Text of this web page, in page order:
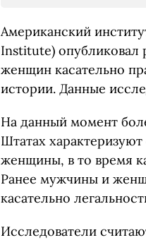
Американский
Institute) опубликовал
женщин касательно
истории. Данные
На данный момент
Штатах
женщины, в то время
Ранее мужчины и
касательно
Исследователи